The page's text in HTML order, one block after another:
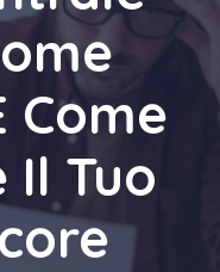
Come
Tuo